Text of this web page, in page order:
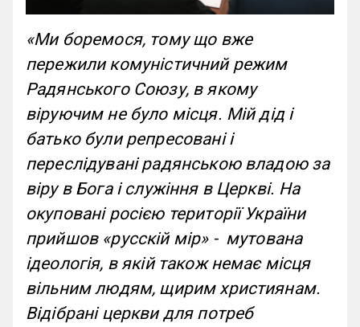
«Ми боремося, тому що вже
пережили комуністичний режим
Радянського Союзу, в якому
віруючим не було місця. Мій дід і
батько були репресовані і
переслідувані радянською владою за
віру в Бога і служіння в Церкві. На
окуповані росією території України
прийшов «русскій мір» - мутована
ідеологія, в якій також немає місця
вільним людям, щирим християнам.
Відібрані церкви для потреб